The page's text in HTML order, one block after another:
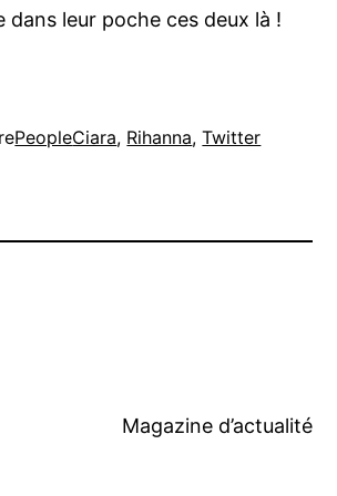
dans leur poche ces deux là !
PeopleCiara, Rihanna, Twitter
Magazine d’actualité